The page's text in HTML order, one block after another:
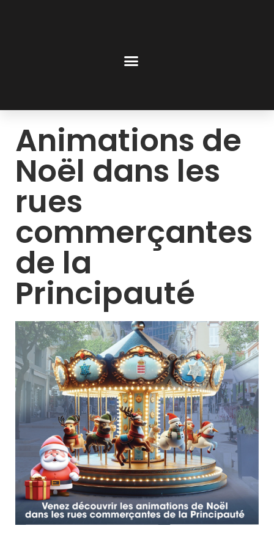
Animations de
Noël dans les
rues
commerçantes
de la
Principauté